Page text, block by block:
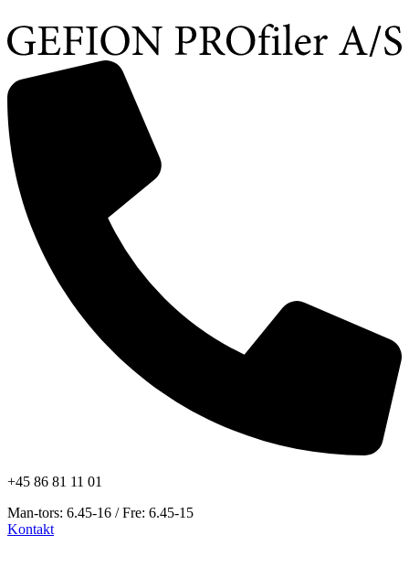
til
indhold
+45 86 81 11 01
Man-tors: 6.45-16 / Fre: 6.45-15
Kontakt